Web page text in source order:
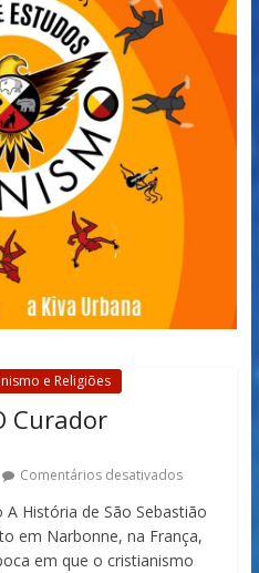
e Religiões
Curador
Comentários desativados
História de São Sebastião
em Narbonne, na França,
em que o cristianismo